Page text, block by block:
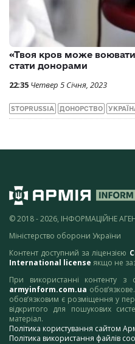
«Твоя кров може
стати донорами
22:35 Четвер 5 Січня, 2023
STOPRUSSIA ДОНОРСТВО
© 2018 - 2026, ІНФОРМАЦІЙНЕ
Міністерство оборони України
Контент доступний за ліцензією
International license якщо не
При використанні контенту з
armyinform.com.ua
обов’язковим є розміщення у
відкритого для пошукових
матеріал.
Політика користування сайтом
Політика використання файлів